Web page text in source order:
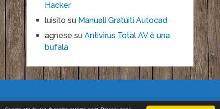
Hacker
luisito su Manuali Gratuiti Autocad
agnese su Antivirus Total AV è una
bufala